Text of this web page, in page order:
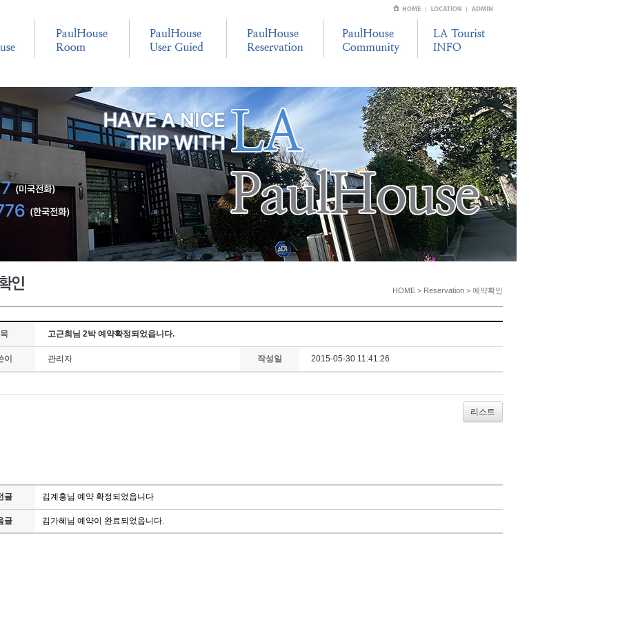
HOME > Reservation > 예약확인
고근희님 2박 예약확정되었읍니다.
이 관리자 작성일 2015-05-30 11:41:26
리스트
글 김계홍님 예약 확정되었읍니다
글 김가혜님 예약이 완료되었읍니다.